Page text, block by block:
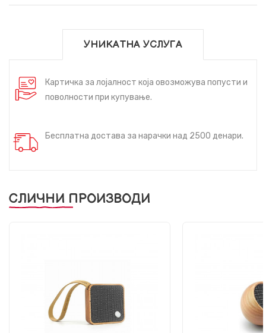
УНИКАТНА УСЛУГА
Картичка за лојалност која овозможува попусти и
поволности при купување.
Бесплатна достава за нарачки над 2500 денари.
СЛИЧНИ ПРОИЗВОДИ